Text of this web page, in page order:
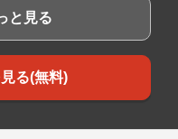
と見る
る(無料)